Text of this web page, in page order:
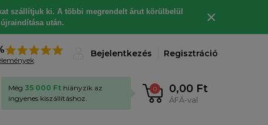
szállítjuk ki. A többi megrendelt árut körülbelül
után.
×
Bejelentkezés Regisztráció
0 0,00 Ft
ÁFÁ-val
Még 35 000 Ft hiányzik az
ingyenes kiszállításhoz.